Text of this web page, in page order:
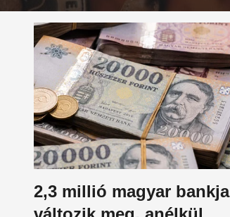
2,3 millió magyar bankja